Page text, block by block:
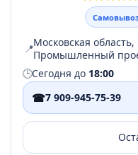
📍Московская область,
Промышленный
🕒Сегодня до 18:00
☎7 909-945-75-39